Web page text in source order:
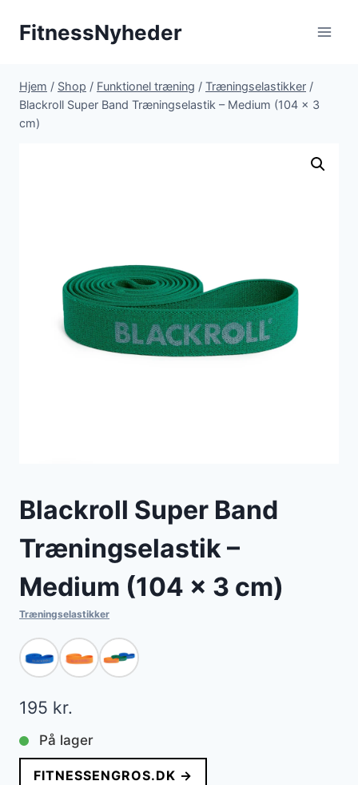
FitnessNyheder
Hjem / Shop / Funktionel træning / Træningselastikker /
Blackroll Super Band Træningselastik – Medium (104 x 3
cm)
Blackroll Super Band
Træningselastik –
Medium (104 x 3 cm)
Træningselastikker
195 kr.
På lager
FITNESSENGROS.DK →